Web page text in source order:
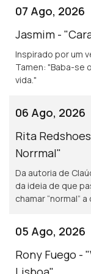
07 Ago, 2026
Jasmim -
Inspirado por um verso do poeta Pedro
Tamen: "Baba-se
vida."
06 Ago, 2026
Rita
Norrmal"
Da autoria de
da ideia de que
chamar “normal”
05 Ago, 2026
Rony Fuego -